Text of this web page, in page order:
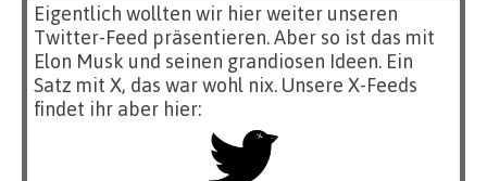
Eigentlich wollten wir hier weiter unseren
Twitter-Feed präsentieren. Aber so ist das mit
Elon Musk und seinen grandiosen Ideen. Ein
Satz mit X, das war wohl nix. Unsere X-Feeds
findet ihr aber hier: